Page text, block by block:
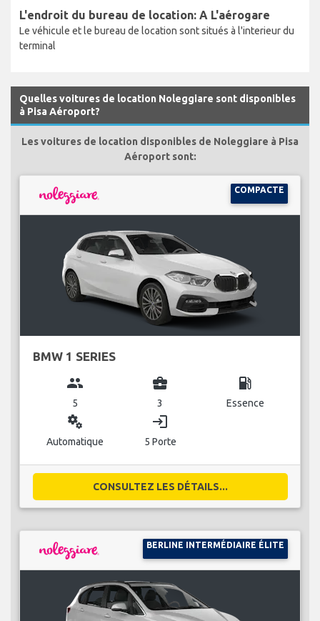
L'endroit du bureau de location: A L'aérogare
Le véhicule et le bureau de location sont situés à l'interieur du
terminal
Quelles voitures de location Noleggiare sont disponibles
à Pisa Aéroport?
Les voitures de location disponibles de Noleggiare à Pisa
Aéroport sont:
COMPACTE
BMW 1 SERIES
group
5
business_center
3
local_gas_station
Essence
miscellaneous_services
Automatique
login
5 Porte
CONSULTEZ LES DÉTAILS...
BERLINE INTERMÉDIAIRE ÉLITE